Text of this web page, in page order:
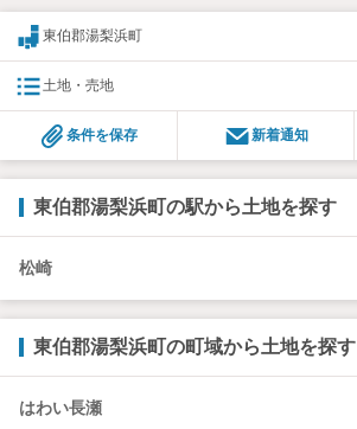
東伯郡湯梨浜町
土地・売地
条件を保存 新着通知
東伯郡湯梨浜町の駅から土地を探す
松崎
東伯郡湯梨浜町の町域から土地を探す
はわい長瀬